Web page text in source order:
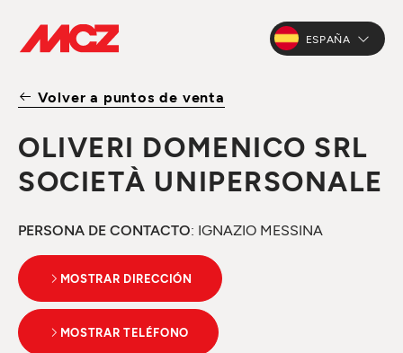
ESPAÑA
Volver a puntos de venta
OLIVERI DOMENICO SRL
SOCIETÀ UNIPERSONALE
PERSONA DE CONTACTO: IGNAZIO MESSINA
MOSTRAR DIRECCIÓN
MOSTRAR TELÉFONO